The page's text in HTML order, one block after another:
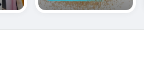
polymères